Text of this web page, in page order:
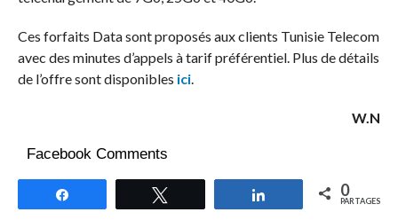
Ces forfaits Data sont proposés aux clients Tunisie Telecom
avec des minutes d’appels à tarif préférentiel. Plus de détails
de l’offre sont disponibles ici.
W.N
Facebook Comments
Partagez 0
PARTAGES